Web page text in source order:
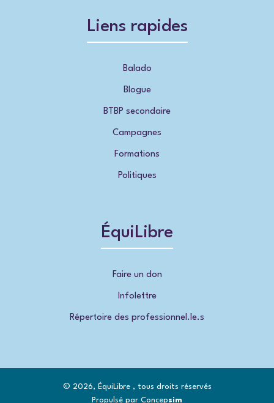
Liens rapides
Balado
Blogue
BTBP secondaire
Campagnes
Formations
Politiques
ÉquiLibre
Faire un don
Infolettre
Répertoire des professionnel.le.s
© 2026, ÉquiLibre , tous droits réservés
Propulsé par Concepsim